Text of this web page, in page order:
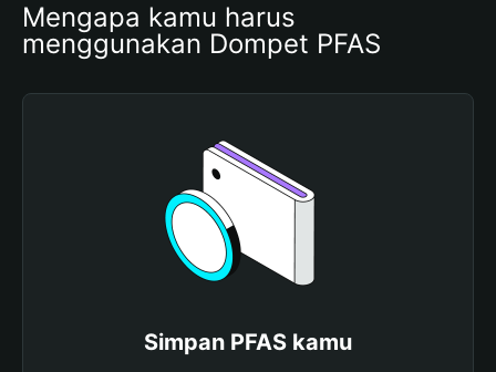
Mengapa kamu harus
menggunakan Dompet PFAS
Simpan PFAS kamu